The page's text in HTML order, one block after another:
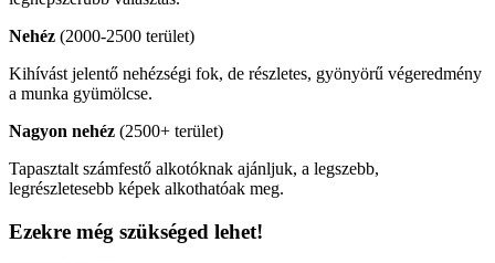
Nehéz (2000-2500 terület)
Kihívást jelentő nehézségi fok, de részletes, gyönyörű végeredmény
a munka gyümölcse.
Nagyon nehéz (2500+ terület)
Tapasztalt számfestő alkotóknak ajánljuk, a legszebb,
legrészletesebb képek alkothatóak meg.
Ezekre még szükséged lehet!